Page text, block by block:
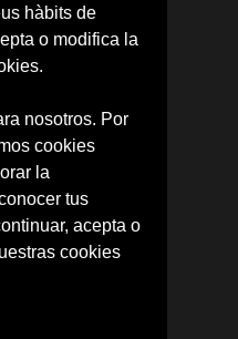
hàbits de
o modifica la
nosotros. Por
cookies
la
tus
acepta o
cookies